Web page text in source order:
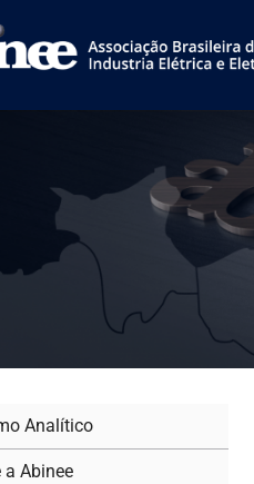
Analítico
a Abinee